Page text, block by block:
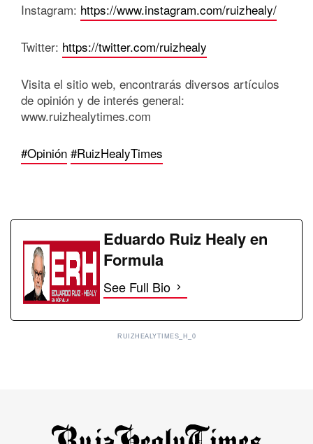
Instagram: https://www.instagram.com/ruizhealy/
Twitter: https://twitter.com/ruizhealy
Visita el sitio web, encontrarás diversos artículos
de opinión y de interés general:
www.ruizhealytimes.com
#Opinión #RuizHealyTimes
Eduardo Ruiz Healy en
Formula
See Full Bio
RUIZHEALYTIMES_H_0